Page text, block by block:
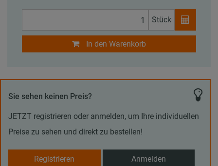
Stück
In den Warenkorb
Sie sehen keinen Preis?
JETZT registrieren oder anmelden, um Ihre individuellen
Preise zu sehen und direkt zu bestellen!
Registrieren Anmelden